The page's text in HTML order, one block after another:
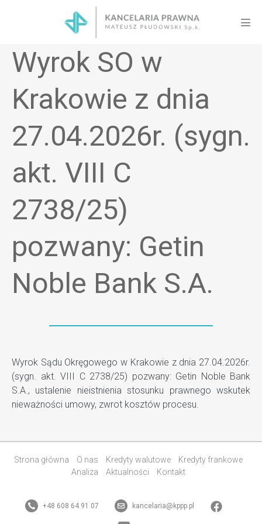
Wyrok SO w
Krakowie z dnia
27.04.2026r. (sygn.
akt. VIII C
2738/25)
pozwany: Getin
Noble Bank S.A.
Wyrok Sądu Okręgowego w Krakowie z dnia 27.04.2026r.
(sygn. akt. VIII C 2738/25) pozwany: Getin Noble Bank
S.A., ustalenie nieistnienia stosunku prawnego wskutek
nieważności umowy, zwrot kosztów procesu.
Strona główna O nas Kredyty walutowe
Kredyty frankowe
Analiza
Aktualności Kontakt
+48 608 64 91 07 kancelaria@kppp.pl